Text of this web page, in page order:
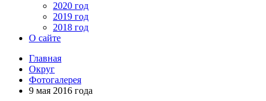
2020 год
2019 год
2018 год
О сайте
Главная
Округ
Фотогалерея
9 мая 2016 года